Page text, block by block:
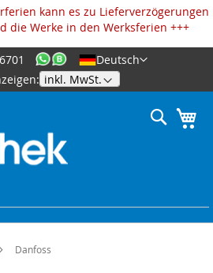
kann es zu Lieferverzögerungen
die Werke in den Werksferien +++
Zum
Inhalt
Deutsch
Suche
Danfoss